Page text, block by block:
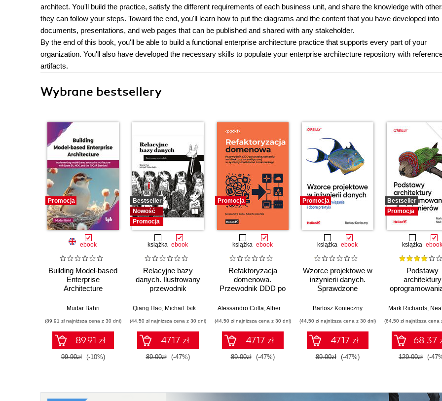
architect. You'll build the practice, satisfy the different requirements of each business unit, and share the knowledge with
they can follow your steps. Toward the end, you'll learn how to put the diagrams and the content that you have developed into
documents, presentations, and web pages that can be published and shared with any stakeholder.
By the end of this book, you'll be able to build a functional enterprise architecture practice that supports every part of your
organization. You'll also have developed the necessary skills to populate your enterprise architecture repository with
artifacts.
Wybrane bestsellery
Promocja
ebook
Building Model-based
Enterprise
Architecture
Mudar Bahri
(89,91 zł najniższa cena z 30 dni)
89.91 zł
99.90zł (-10%)
Bestseller
Nowość
Promocja
książka ebook
Relacyjne bazy
danych. Ilustrowany
przewodnik
Qiang Hao, Michail Tsikerdekis
(44,50 zł najniższa cena z 30 dni)
47.17 zł
89.00zł (-47%)
Promocja
książka ebook
Refaktoryzacja
domenowa.
Przewodnik DDD po
architektury
systemy modularne i
mikrousługi
Alessandro Colla,Alberto Acerbis
(44,50 zł najniższa cena z 30 dni)
47.17 zł
89.00zł (-47%)
Promocja
książka ebook
Wzorce projektowe w
inżynierii danych.
Sprawdzone
praktyki
Bartosz Konieczny
(44,50 zł najniższa cena z 30 dni)
47.17 zł
89.00zł (-47%)
Bestseller
Promocja
książka ebook
Podstawy
architektury
II
Mark Richards,
(64,50 zł najniższa cena
68.37
129.00zł (-